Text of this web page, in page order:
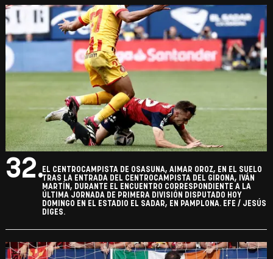
32.EL CENTROCAMPISTA DE OSASUNA, AIMAR OROZ, EN EL SUELO
TRAS LA ENTRADA DEL CENTROCAMPISTA DEL GIRONA, IVÁN
MARTÍN, DURANTE EL ENCUENTRO CORRESPONDIENTE A LA
ÚLTIMA JORNADA DE PRIMERA DIVISIÓN DISPUTADO HOY
DOMINGO EN EL ESTADIO EL SADAR, EN PAMPLONA. EFE / JESÚS
DIGES.